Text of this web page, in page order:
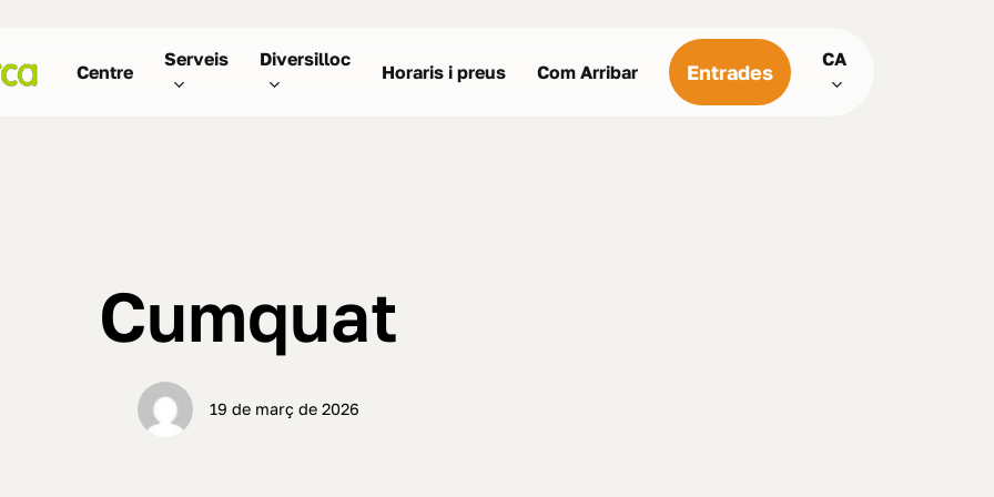
Centre
Serveis Diversilloc
Horaris i preus Com Arribar Entrades
CA
Cumquat
19 de març de 2026